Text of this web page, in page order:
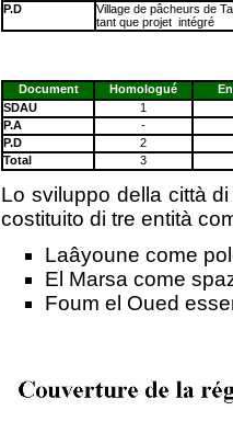
P.D
Village de pâcheurs de
tant que projet intégré
Document Homologué
SDAU
1
P.A
-
P.D
2
Total
3
Lo sviluppo della città
costituito di tre entità
Laâyoune come
El Marsa come
Foum el Oued